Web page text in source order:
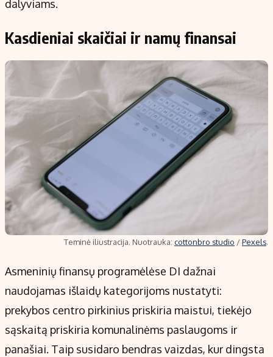
dalyviams.
Kasdieniai skaičiai ir namų finansai
Teminė iliustracija. Nuotrauka: cottonbro studio /Pexels.
Asmeninių finansų programėlėse DI dažnai
naudojamas išlaidų kategorijoms nustatyti:
prekybos centro pirkinius priskiria maistui, tiekėjo
sąskaitą priskiria komunalinėms paslaugoms ir
panašiai. Taip susidaro bendras vaizdas, kur dingsta